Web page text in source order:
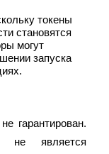
криптовалютой
токены
становятся
могут
запуска
гарантирован.
является